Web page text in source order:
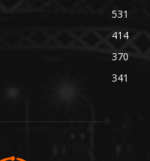
531
414
370
341